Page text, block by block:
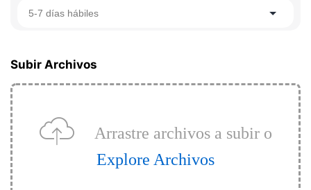
5-7 días hábiles
Subir Archivos
Arrastre archivos a subir o
Explore Archivos